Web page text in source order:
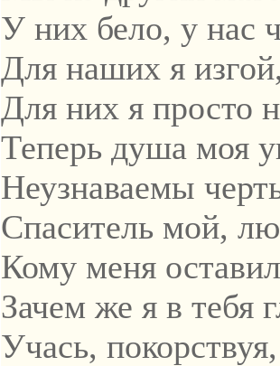
У них бело, у нас
Для наших я
Для них я просто
Теперь душа моя
Неузнаваемы
Спаситель мой,
Кому меня
Зачем же я в тебя
Учась,